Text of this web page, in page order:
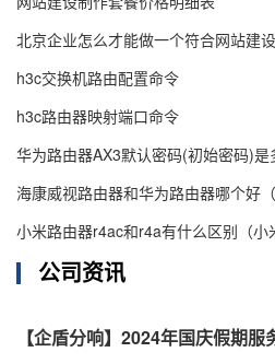
北京企业怎么才能做一个符合网站建
h3c交换机路由配置命令
h3c路由器映射端口命令
华为路由器AX3默认密码(初始密码)是
海康威视路由器和华为路由器哪个好
和华为路由器对比）
小米路由器r4ac和r4a有什么区别（小
r4a区别介绍）
公司资讯
【企盾分响】2024年国庆假期服